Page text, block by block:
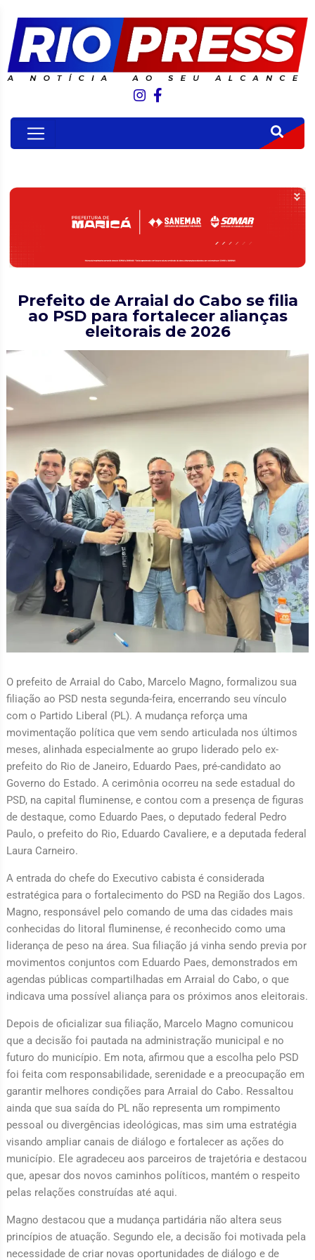
Prefeito de Arraial do Cabo se filia
ao PSD para fortalecer alianças
eleitorais de 2026
O prefeito de Arraial do Cabo, Marcelo Magno, formalizou sua
filiação ao PSD nesta segunda-feira, encerrando seu vínculo
com o Partido Liberal (PL). A mudança reforça uma
movimentação política que vem sendo articulada nos últimos
meses, alinhada especialmente ao grupo liderado pelo ex-
prefeito do Rio de Janeiro, Eduardo Paes, pré-candidato ao
Governo do Estado. A cerimônia ocorreu na sede estadual do
PSD, na capital fluminense, e contou com a presença de figuras
de destaque, como Eduardo Paes, o deputado federal Pedro
Paulo, o prefeito do Rio, Eduardo Cavaliere, e a deputada federal
Laura Carneiro.
A entrada do chefe do Executivo cabista é considerada
estratégica para o fortalecimento do PSD na Região dos Lagos.
Magno, responsável pelo comando de uma das cidades mais
conhecidas do litoral fluminense, é reconhecido como uma
liderança de peso na área. Sua filiação já vinha sendo previa por
movimentos conjuntos com Eduardo Paes, demonstrados em
agendas públicas compartilhadas em Arraial do Cabo, o que
indicava uma possível aliança para os próximos anos eleitorais.
Depois de oficializar sua filiação, Marcelo Magno comunicou
que a decisão foi pautada na administração municipal e no
futuro do município. Em nota, afirmou que a escolha pelo PSD
foi feita com responsabilidade, serenidade e a preocupação em
garantir melhores condições para Arraial do Cabo. Ressaltou
ainda que sua saída do PL não representa um rompimento
pessoal ou divergências ideológicas, mas sim uma estratégia
visando ampliar canais de diálogo e fortalecer as ações do
município. Ele agradeceu aos parceiros de trajetória e destacou
que, apesar dos novos caminhos políticos, mantém o respeito
pelas relações construídas até aqui.
Magno destacou que a mudança partidária não altera seus
princípios de atuação. Segundo ele, a decisão foi motivada pela
necessidade de criar novas oportunidades de diálogo e de